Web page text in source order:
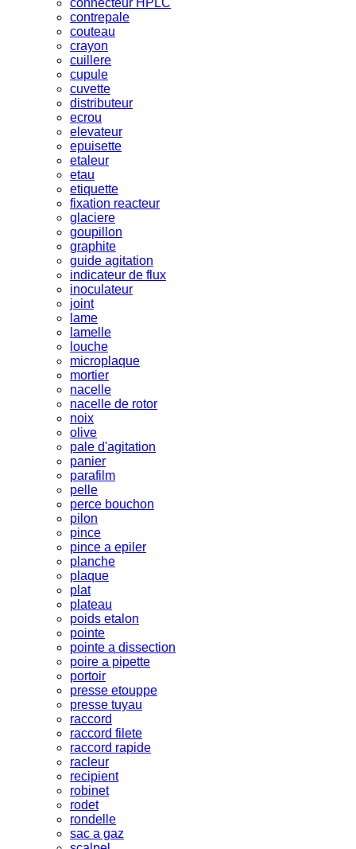
contrepale
couteau
crayon
cuillere
cupule
cuvette
distributeur
ecrou
elevateur
epuisette
etaleur
etau
etiquette
fixation reacteur
glaciere
goupillon
graphite
guide agitation
indicateur de flux
inoculateur
joint
lame
lamelle
louche
microplaque
mortier
nacelle
nacelle de rotor
noix
olive
pale d'agitation
panier
parafilm
pelle
perce bouchon
pilon
pince
pince a epiler
planche
plaque
plat
plateau
poids etalon
pointe
pointe a dissection
poire a pipette
portoir
presse etouppe
presse tuyau
raccord
raccord filete
raccord rapide
racleur
recipient
robinet
rodet
rondelle
sac a gaz